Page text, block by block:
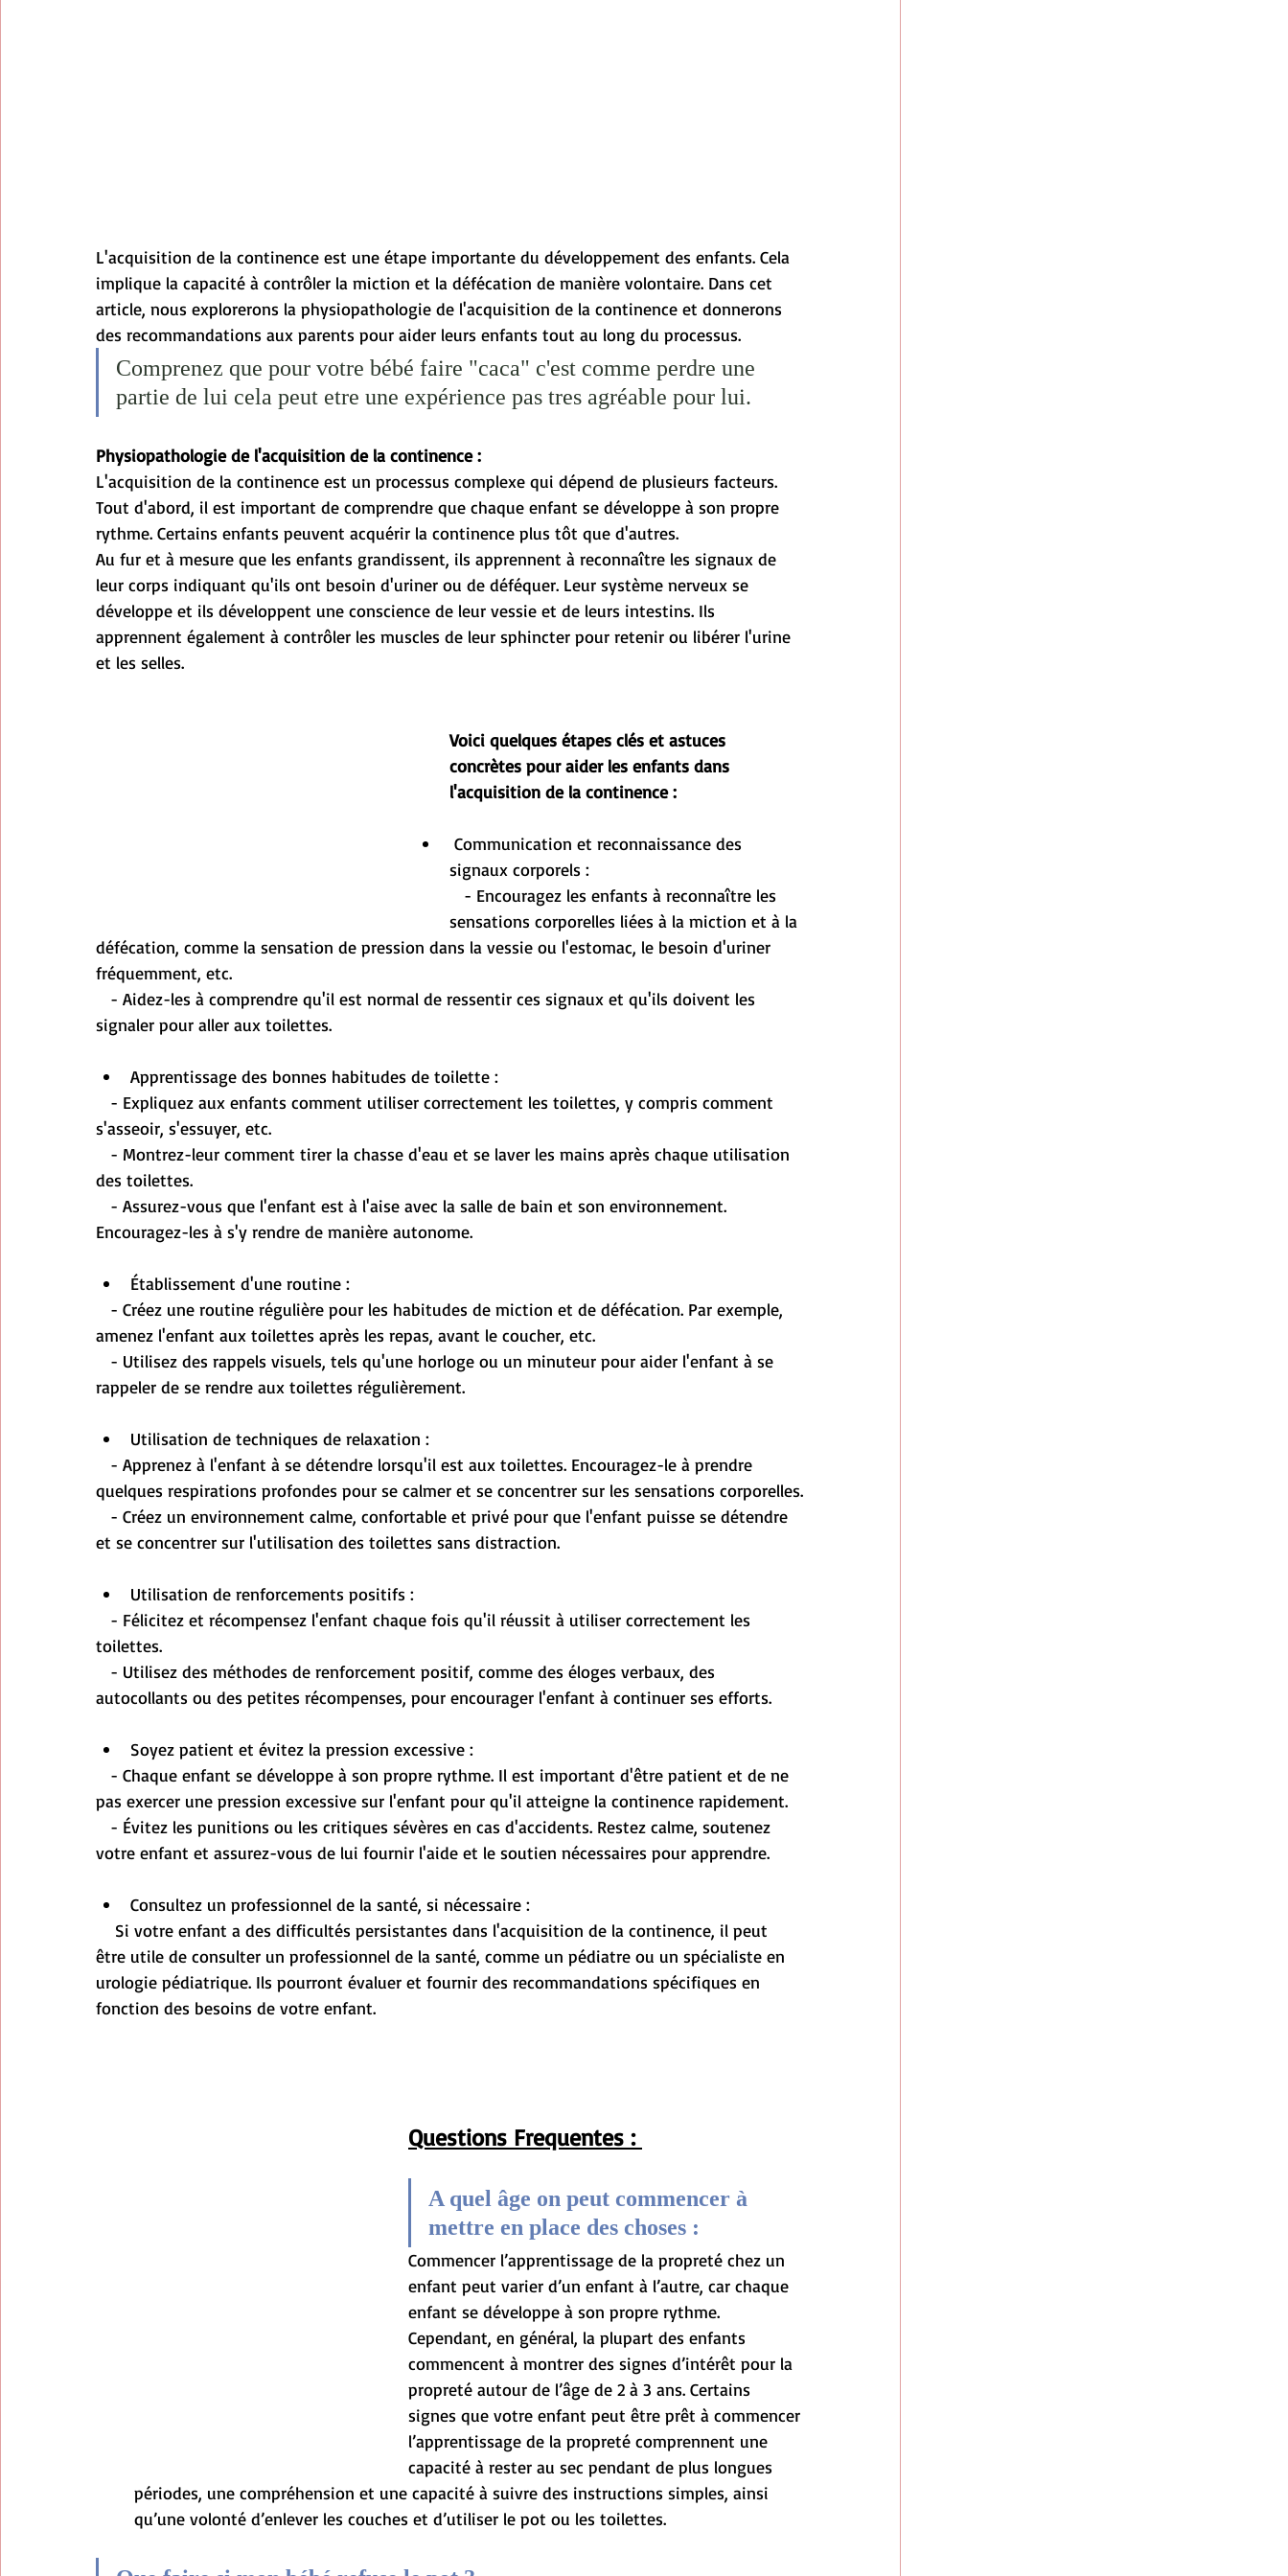
L'acquisition de la continence est une étape importante du développement des enfants. Cela
implique la capacité à contrôler la miction et la défécation de manière volontaire. Dans cet
article, nous explorerons la physiopathologie de l'acquisition de la continence et donnerons
des recommandations aux parents pour aider leurs enfants tout au long du processus.
Comprenez que pour votre bébé faire "caca" c'est comme perdre une
partie de lui cela peut etre une expérience pas tres agréable pour lui.
Physiopathologie de l'acquisition de la continence :
L'acquisition de la continence est un processus complexe qui dépend de plusieurs facteurs.
Tout d'abord, il est important de comprendre que chaque enfant se développe à son propre
rythme. Certains enfants peuvent acquérir la continence plus tôt que d'autres.
Au fur et à mesure que les enfants grandissent, ils apprennent à reconnaître les signaux de
leur corps indiquant qu'ils ont besoin d'uriner ou de déféquer. Leur système nerveux se
développe et ils développent une conscience de leur vessie et de leurs intestins. Ils
apprennent également à contrôler les muscles de leur sphincter pour retenir ou libérer l'urine
et les selles.
Voici quelques étapes clés et astuces
concrètes pour aider les enfants dans
l'acquisition de la continence :
signaux corporels :
sensations corporelles liées à la miction et à la
défécation, comme la sensation de pression dans la vessie ou l'estomac, le besoin d'uriner
fréquemment, etc.
signaler pour aller aux toilettes.
Apprentissage des bonnes habitudes de toilette :
s'asseoir, s'essuyer, etc.
des toilettes.
Encouragez-les à s'y rendre de manière autonome.
Établissement d'une routine :
amenez l'enfant aux toilettes après les repas, avant le coucher, etc.
rappeler de se rendre aux toilettes régulièrement.
Utilisation de techniques de relaxation :
quelques respirations profondes pour se calmer et se concentrer sur les sensations corporelles.
et se concentrer sur l'utilisation des toilettes sans distraction.
Utilisation de renforcements positifs :
toilettes.
autocollants ou des petites récompenses, pour encourager l'enfant à continuer ses efforts.
Soyez patient et évitez la pression excessive :
pas exercer une pression excessive sur l'enfant pour qu'il atteigne la continence rapidement.
votre enfant et assurez-vous de lui fournir l'aide et le soutien nécessaires pour apprendre.
Consultez un professionnel de la santé, si nécessaire :
être utile de consulter un professionnel de la santé, comme un pédiatre ou un spécialiste en
urologie pédiatrique. Ils pourront évaluer et fournir des recommandations spécifiques en
fonction des besoins de votre enfant.
Questions Frequentes :
A quel âge on peut commencer à
mettre en place des choses :
Commencer l’apprentissage de la propreté chez un
enfant peut varier d’un enfant à l’autre, car chaque
enfant se développe à son propre rythme.
Cependant, en général, la plupart des enfants
commencent à montrer des signes d’intérêt pour la
propreté autour de l’âge de 2 à 3 ans. Certains
signes que votre enfant peut être prêt à commencer
l’apprentissage de la propreté comprennent une
capacité à rester au sec pendant de plus longues
périodes, une compréhension et une capacité à suivre des instructions simples, ainsi
qu’une volonté d’enlever les couches et d’utiliser le pot ou les toilettes.